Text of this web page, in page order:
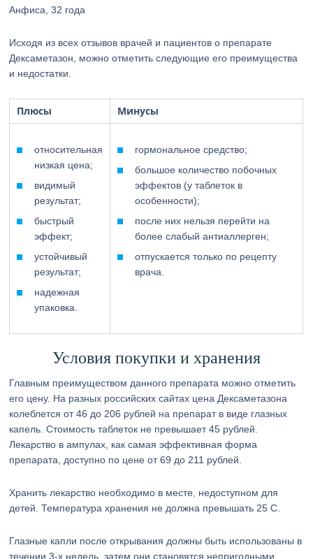
Анфиса, 32 года
Исходя из всех отзывов врачей и пациентов о препарате
Дексаметазон, можно отметить следующие его преимущества
и недостатки.
Плюсы Минусы
относительная
низкая цена;
видимый
результат;
быстрый
эффект;
устойчивый
результат;
надежная
упаковка.
гормональное средство;
большое количество побочных
эффектов (у таблеток в
особенности);
после них нельзя перейти на
более слабый антиаллерген;
отпускается только по рецепту
врача.
Условия покупки и хранения
Главным преимуществом данного препарата можно отметить
его цену. На разных российских сайтах цена Дексаметазона
колеблется от 46 до 206 рублей на препарат в виде глазных
капель. Стоимость таблеток не превышает 45 рублей.
Лекарство в ампулах, как самая эффективная форма
препарата, доступно по цене от 69 до 211 рублей.
Хранить лекарство необходимо в месте, недоступном для
детей. Температура хранения не должна превышать 25 С.
Глазные капли после открывания должны быть использованы в
течении 3-х недель, затем они становятся непригодными.